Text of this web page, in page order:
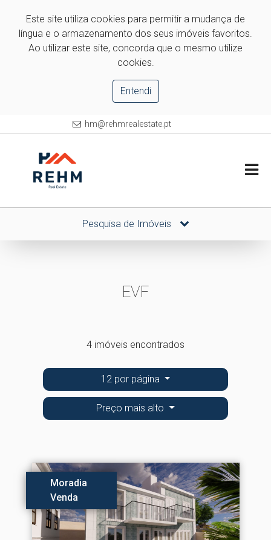
Este site utiliza cookies para permitir a mudança de
língua e o armazenamento dos seus imóveis favoritos.
Ao utilizar este site, concorda que o mesmo utilize
cookies.
Entendi
hm@rehmrealestate.pt
Pesquisa de Imóveis
EVF
4 imóveis encontrados
12 por página
Preço mais alto
Moradia
Venda